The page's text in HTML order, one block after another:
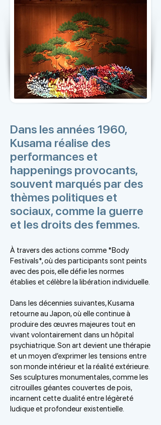
Dans les années 1960,
Kusama réalise des
performances et
happenings provocants,
souvent marqués par des
thèmes politiques et
sociaux, comme la guerre
et les droits des femmes.
À travers des actions comme *Body
Festivals*, où des participants sont peints
avec des pois, elle défie les normes
établies et célèbre la libération individuelle.
Dans les décennies suivantes, Kusama
retourne au Japon, où elle continue à
produire des œuvres majeures tout en
vivant volontairement dans un hôpital
psychiatrique. Son art devient une thérapie
et un moyen d’exprimer les tensions entre
son monde intérieur et la réalité extérieure.
Ses sculptures monumentales, comme les
citrouilles géantes couvertes de pois,
incarnent cette dualité entre légèreté
ludique et profondeur existentielle.